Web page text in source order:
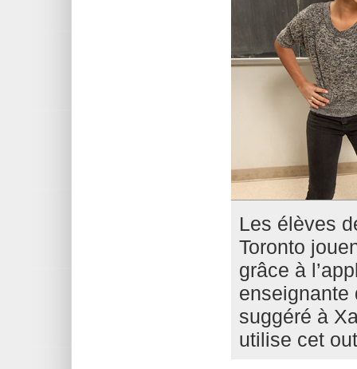
Les élèves
Toronto
grâce à
enseignante
suggéré à
utilise cet